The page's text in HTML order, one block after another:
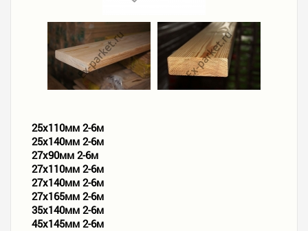
25х110мм 2-6м
25х140мм 2-6м
27х90мм 2-6м
27х110мм 2-6м
27х140мм 2-6м
27х165мм 2-6м
35х140мм 2-6м
45х145мм 2-6м